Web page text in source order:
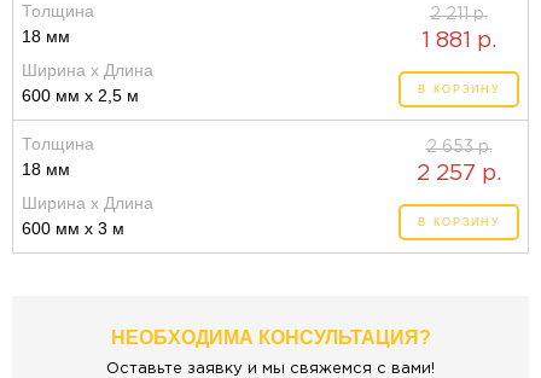
Толщина
18 мм
Ширина x Длина
600 мм x 2,5 м
2 211 р.
1 881 р.
В КОРЗИНУ
Толщина
18 мм
Ширина x Длина
600 мм x 3 м
2 653 р.
2 257 р.
В КОРЗИНУ
НЕОБХОДИМА КОНСУЛЬТАЦИЯ?
Оставьте заявку и мы свяжемся с вами!